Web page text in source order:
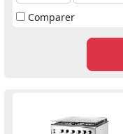
Comparer